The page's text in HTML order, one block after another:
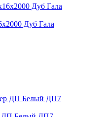
Дуб Гала